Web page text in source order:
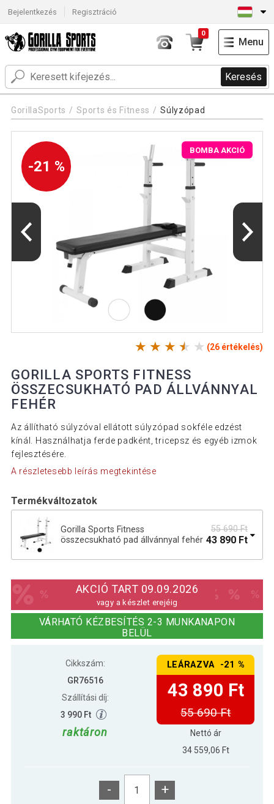
Bejelentkezés Regisztráció
Keresés
0
Menu
GorillaSports Sports és Fitness Súlyzópad
-21 %
BOMBA AKCIÓ
(26 értékelés)
GORILLA SPORTS FITNESS
ÖSSZECSUKHATÓ PAD ÁLLVÁNNYAL
FEHÉR
Az állítható súlyzóval ellátott súlyzópad sokféle edzést
kínál. Használhatja ferde padként, tricepsz és egyéb izmok
fejlesztésére.
A részletesebb leírás megtekintése
Termékváltozatok
Gorilla Sports Fitness
összecsukható pad állvánnyal fehér
55 690 Ft
43 890 Ft
pad állvánnyal fekete
AKCIÓ TART 09.09.2026
vagy a készlet erejéig
VÁRHATÓ KÉZBESÍTÉS 2-3 MUNKANAPON
BELÜL
Cikkszám:
GR76516
Szállítási díj:
3 990 Ft
raktáron
LEÁRAZVA -21 %
43 890 Ft
55 690 Ft
Nettó ár
34 559,06 Ft
- +